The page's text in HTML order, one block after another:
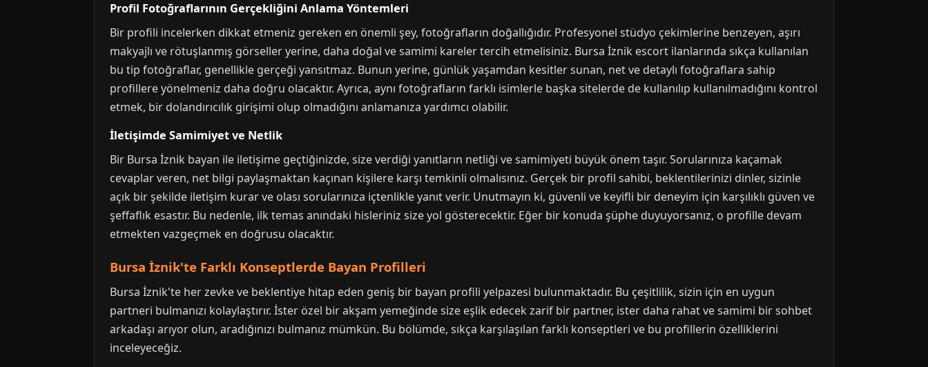
Profil Fotoğraflarının Gerçekliğini Anlama Yöntemleri
Bir profili incelerken dikkat etmeniz gereken en önemli şey, fotoğrafların doğallığıdır. Profesyonel stüdyo çekimlerine benzeyen, aşırı
makyajlı ve rötuşlanmış görseller yerine, daha doğal ve samimi kareler tercih etmelisiniz. Bursa İznik escort ilanlarında sıkça kullanılan
bu tip fotoğraflar, genellikle gerçeği yansıtmaz. Bunun yerine, günlük yaşamdan kesitler sunan, net ve detaylı fotoğraflara sahip
profillere yönelmeniz daha doğru olacaktır. Ayrıca, aynı fotoğrafların farklı isimlerle başka sitelerde de kullanılıp kullanılmadığını kontrol
etmek, bir dolandırıcılık girişimi olup olmadığını anlamanıza yardımcı olabilir.
İletişimde Samimiyet ve Netlik
Bir Bursa İznik bayan ile iletişime geçtiğinizde, size verdiği yanıtların netliği ve samimiyeti büyük önem taşır. Sorularınıza kaçamak
cevaplar veren, net bilgi paylaşmaktan kaçınan kişilere karşı temkinli olmalısınız. Gerçek bir profil sahibi, beklentilerinizi dinler, sizinle
açık bir şekilde iletişim kurar ve olası sorularınıza içtenlikle yanıt verir. Unutmayın ki, güvenli ve keyifli bir deneyim için karşılıklı güven ve
şeffaflık esastır. Bu nedenle, ilk temas anındaki hisleriniz size yol gösterecektir. Eğer bir konuda şüphe duyuyorsanız, o profille devam
etmekten vazgeçmek en doğrusu olacaktır.
Bursa İznik'te Farklı Konseptlerde Bayan Profilleri
Bursa İznik'te her zevke ve beklentiye hitap eden geniş bir bayan profili yelpazesi bulunmaktadır. Bu çeşitlilik, sizin için en uygun
partneri bulmanızı kolaylaştırır. İster özel bir akşam yemeğinde size eşlik edecek zarif bir partner, ister daha rahat ve samimi bir sohbet
arkadaşı arıyor olun, aradığınızı bulmanız mümkün. Bu bölümde, sıkça karşılaşılan farklı konseptleri ve bu profillerin özelliklerini
inceleyeceğiz.